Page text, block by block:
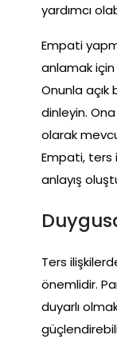
yardımcı
Empati
anlamak için
Onunla açık
dinleyin.
olarak
Empati, ters
anlayış
Ters
önemlidir.
duyarlı